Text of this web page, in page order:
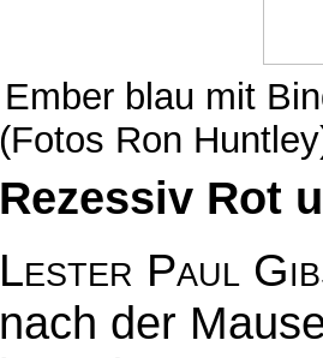
Ember blau mit
(Fotos Ron
Rezessiv Rot
Lester Paul
nach der